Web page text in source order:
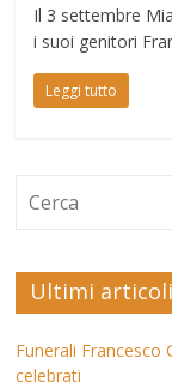
Il 3 settembre
i suoi genitori
Leggi tutto
Ultimi articoli
Funerali Francesco
celebrati